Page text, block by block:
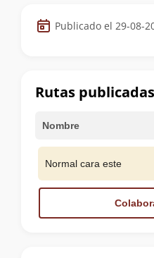
Datos
de
cumbre
Publicado el 29-08-
Rutas publicadas
Nombre
Normal cara este